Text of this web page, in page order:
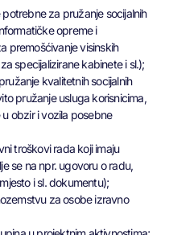
za pružanje socijalnih
opreme i
premošćivanje visinskih
specijalizirane kabinete i sl.);
kvalitetnih socijalnih
pružanje usluga korisnicima,
obzir i vozila posebne
troškovi rada koji imaju
se na npr. ugovoru o radu,
i sl. dokumentu);
za osobe izravno